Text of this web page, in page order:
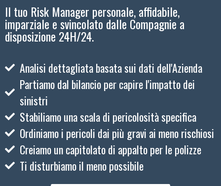
Il tuo Risk Manager personale, affidabile,
imparziale e svincolato dalle Compagnie a
disposizione 24H/24.
Analisi dettagliata basata sui dati dell'Azienda
Partiamo dal bilancio per capire l'impatto dei
sinistri
Stabiliamo una scala di pericolosità specifica
Ordiniamo i pericoli dai più gravi ai meno rischiosi
Creiamo un capitolato di appalto per le polizze
Ti disturbiamo il meno possibile